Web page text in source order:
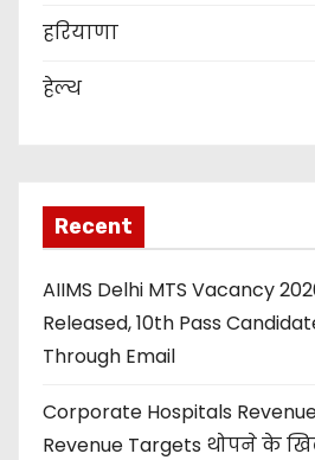
हरियाणा
हेल्थ
Recent
AIIMS Delhi MTS Vacancy
Released, 10th Pass
Through Email
Corporate Hospitals
Revenue Targets थोपने के